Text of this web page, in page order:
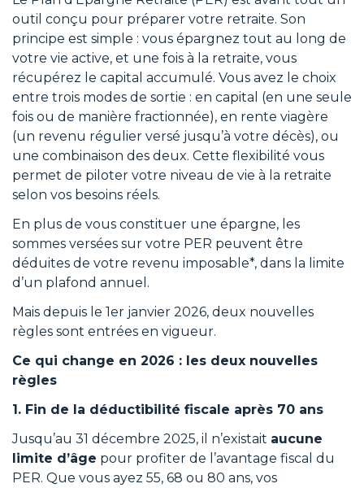
outil conçu pour préparer votre retraite. Son
principe est simple : vous épargnez tout au long de
votre vie active, et une fois à la retraite, vous
récupérez le capital accumulé. Vous avez le choix
entre trois modes de sortie : en capital (en une seule
fois ou de manière fractionnée), en rente viagère
(un revenu régulier versé jusqu’à votre décès), ou
une combinaison des deux. Cette flexibilité vous
permet de piloter votre niveau de vie à la retraite
selon vos besoins réels.
En plus de vous constituer une épargne, les
sommes versées sur votre PER peuvent être
déduites de votre revenu imposable*, dans la limite
d’un plafond annuel.
Mais depuis le 1er janvier 2026, deux nouvelles
règles sont entrées en vigueur.
Ce qui change en 2026 : les deux nouvelles
règles
1. Fin de la déductibilité fiscale après 70 ans
Jusqu’au 31 décembre 2025, il n’existait aucune
limite d’âge pour profiter de l’avantage fiscal du
PER. Que vous ayez 55, 68 ou 80 ans, vos